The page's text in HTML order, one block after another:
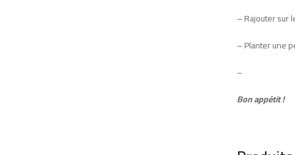
– Rajouter sur
– Planter une
–
Bon appétit !